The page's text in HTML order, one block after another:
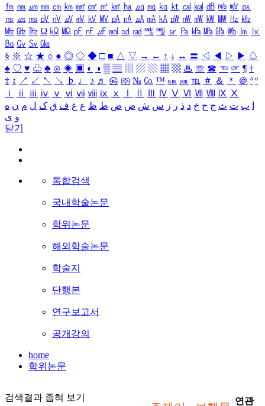
㎙ ㎚ ㎛ ㎜ ㎝ ㎞ ㎟ ㎠ ㎡ ㎢ ㏊ ㎍ ㎎ ㎏ ㏏ ㎈ ㎉ ㏈ ㎧ ㎨ ㎰
㎱ ㎲ ㎳ ㎴ ㎵ ㎶ ㎷ ㎸ ㎹ ㎀ ㎁ ㎂ ㎃ ㎄ ㎺ ㎻ ㎽ ㎾ ㎿ ㎐ ㎑
㎒ ㎓ ㎔ Ω ㏀ ㏁ ㎊ ㎋ ㎌ ㏖ ㏅ ㎭ ㎮ ㎯ ㏛ ㎩ ㎪ ㎫ ㎬ ㏝ ㏐
㏓
㏃ ㏉ ㏜ ㏆
§ ※ ☆ ★ ○ ● ◎ ◇ ◆ □ ■ △ ▽ → ← ↑ ↓ ↔ 〓 ◁ ◀ ▷ ▶ ♤
♠ ♡ ♥ ♧ ♣ ⊙ ◈ ▣ ◐ ◑ ▒ ▤ ▨ ▧ ▦ ▩ ♨ ☏ ☎ ☜ ☞ ¶ †
‡ ↕ ↗ ↙ ↖ ↘ ♭ ♩ ♪ ♬ ㉿ ㈜ № ㏇ ™ ㏂ ㏘ ℡ ＃ ＆ ＊ ＠ ª º
ⅰ
ⅱ ⅲ ⅳ ⅴ ⅵ ⅶ ⅷ ⅸ ⅹ Ⅳ Ⅴ Ⅵ Ⅶ Ⅷ Ⅸ Ⅹ
ب ت ث ج ح خ د ذ ر ز س ش ص ض ط ظ ع غ ف ق ک ل م ن ه
و ی
닫기
통합검색
국내학술논문
학위논문
해외학술논문
학술지
단행본
연구보고서
공개강의
home
학위논문
검색결과 좁혀 보기
연관